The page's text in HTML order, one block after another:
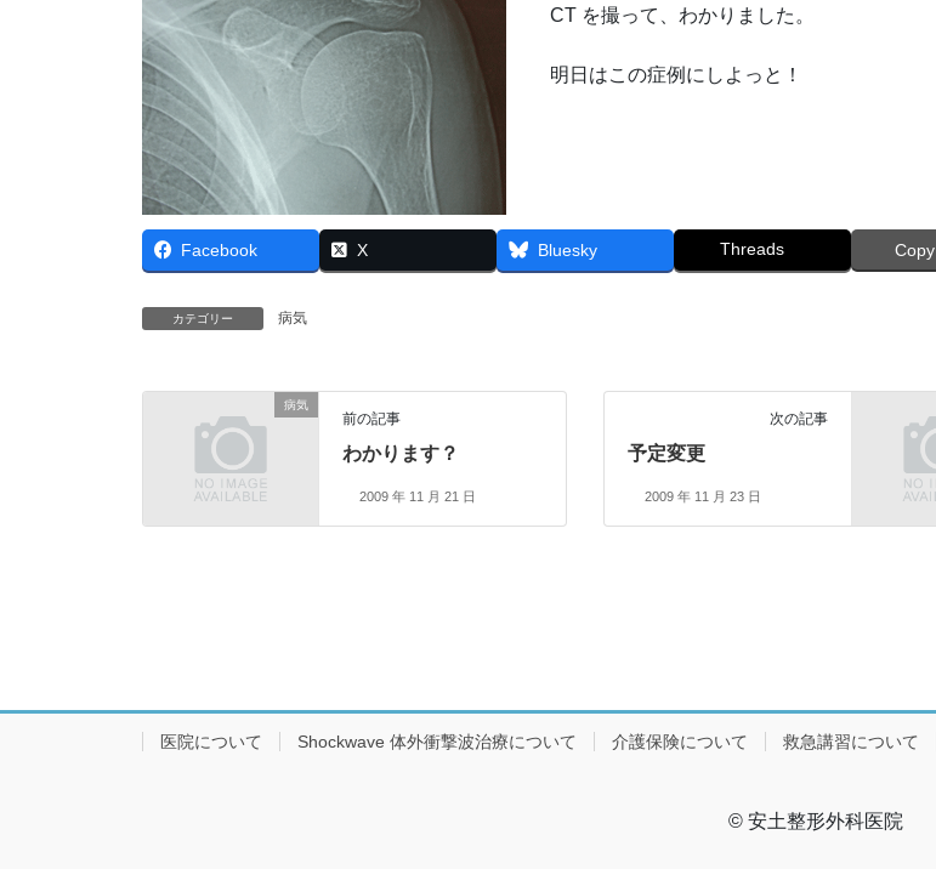
CT を撮って、わかりました。
明日はこの症例にしよっと！
Facebook X Bluesky Threads Copy
カテゴリー 病気
病気
前の記事
わかります？
2009 年 11 月 21 日
次の記事
予定変更
2009 年 11 月 23 日
医院について Shockwave 体外衝撃波治療について 介護保険について 救急講習について
© 安土整形外科医院